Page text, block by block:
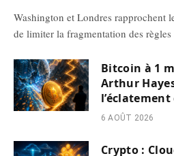
Washington et Londres rapprochent
de limiter la fragmentation des règles
Bitcoin à 1
Arthur
6 AOÛT 2026
Crypto :